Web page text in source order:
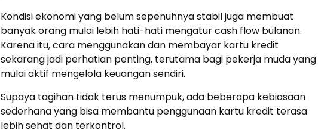
Kondisi ekonomi yang belum sepenuhnya stabil juga membuat
banyak orang mulai lebih hati-hati mengatur cash flow bulanan.
Karena itu, cara menggunakan dan membayar kartu kredit
sekarang jadi perhatian penting, terutama bagi pekerja muda yang
mulai aktif mengelola keuangan sendiri.
Supaya tagihan tidak terus menumpuk, ada beberapa kebiasaan
sederhana yang bisa membantu penggunaan kartu kredit terasa
lebih sehat dan terkontrol.